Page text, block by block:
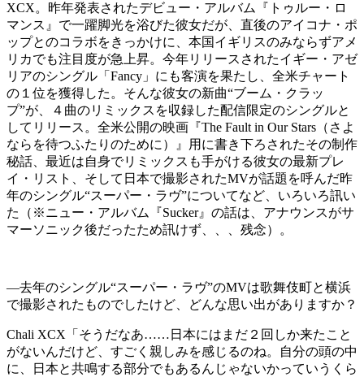
XCX。昨年発表されたデビュー・アルバム『トゥルー・ロ
マンス』で一躍脚光を浴びた彼女だが、直後のアイコナ・ポ
ップとのコラボをきっかけに、本国イギリスのみならずアメ
リカでも注目度が急上昇。今年リリースされたイギー・アゼ
リアのシングル「Fancy」にも客演を果たし、全米チャート
の１位を獲得した。そんな彼女の新曲“ブーム・クラッ
プ”が、４曲のリミックスを収録した配信限定のシングルと
してリリース。全米公開の映画『The Fault in Our Stars（さよ
ならを待つふたりのために）』用に書き下ろされたその制作
秘話、最近は自身でリミックスも手がける彼女の最新プレ
イ・リスト、そして日本で撮影されたMVが話題を呼んだ昨
年のシングル“スーパー・ラヴ”についてなど、いろいろ訊い
た（※ニュー・アルバム『Sucker』の話は、アナウンスがサ
マーソニック後だったため訊けず、、、残念）。
―去年のシングル“スーパー・ラヴ”のMVは歌舞伎町と横浜
で撮影されたものでしたけど、どんな思い出がありますか？
Chali XCX 「そうだなあ……日本にはまだ２回しか来たこと
がないんだけど、すごく親しみを感じるのね。自分の頭の中
に、日本と共鳴する部分でもあるんじゃないかっていうくら